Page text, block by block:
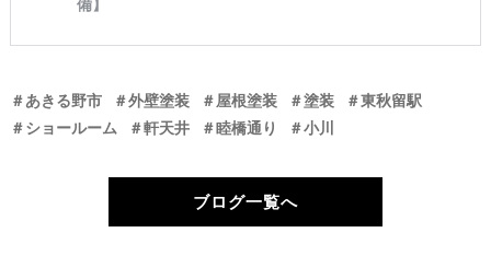
＃あきる野市 ＃外壁塗装 ＃屋根塗装 ＃塗装
＃東秋留駅
＃ショールーム
＃軒天井 ＃睦橋通り ＃小川
ブログ一覧へ